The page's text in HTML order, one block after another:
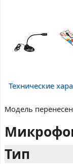
Технические
Модель
Тип